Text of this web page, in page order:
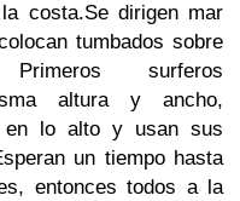
costa.Se dirigen mar
tumbados sobre
surferos
altura y ancho,
en lo alto y usan sus
un tiempo hasta
entonces todos a la